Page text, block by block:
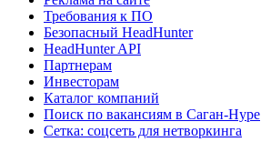
Требования к ПО
Безопасный HeadHunter
HeadHunter API
Партнерам
Инвесторам
Каталог компаний
Поиск по вакансиям в Саган-Нуре
Сетка: соцсеть для нетворкинга